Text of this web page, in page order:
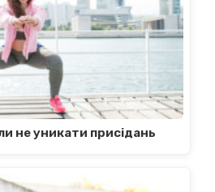
не уникати присідань